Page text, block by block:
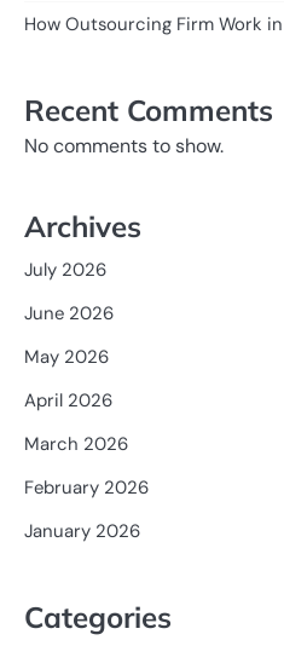
How Outsourcing Firm Work
Recent Comments
No comments to show.
Archives
July 2026
June 2026
May 2026
April 2026
March 2026
February 2026
January 2026
Categories